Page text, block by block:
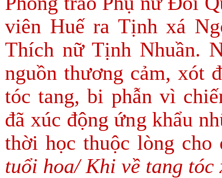
viên Huế ra Tịnh xá
Thích nữ Tịnh Nhuần.
nguồn thương cảm, xót
tóc tang, bi phẫn vì
đã xúc động ứng khẩu
thời học thuộc lòng
tuổi hoa/ Khi về tang